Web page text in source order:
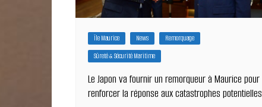
Île Maurice News
Remorquage
Sûreté & Sécurité Maritime
Le Japon va fournir un remorqueur à Maurice pour
renforcer la réponse aux catastrophes potentielles